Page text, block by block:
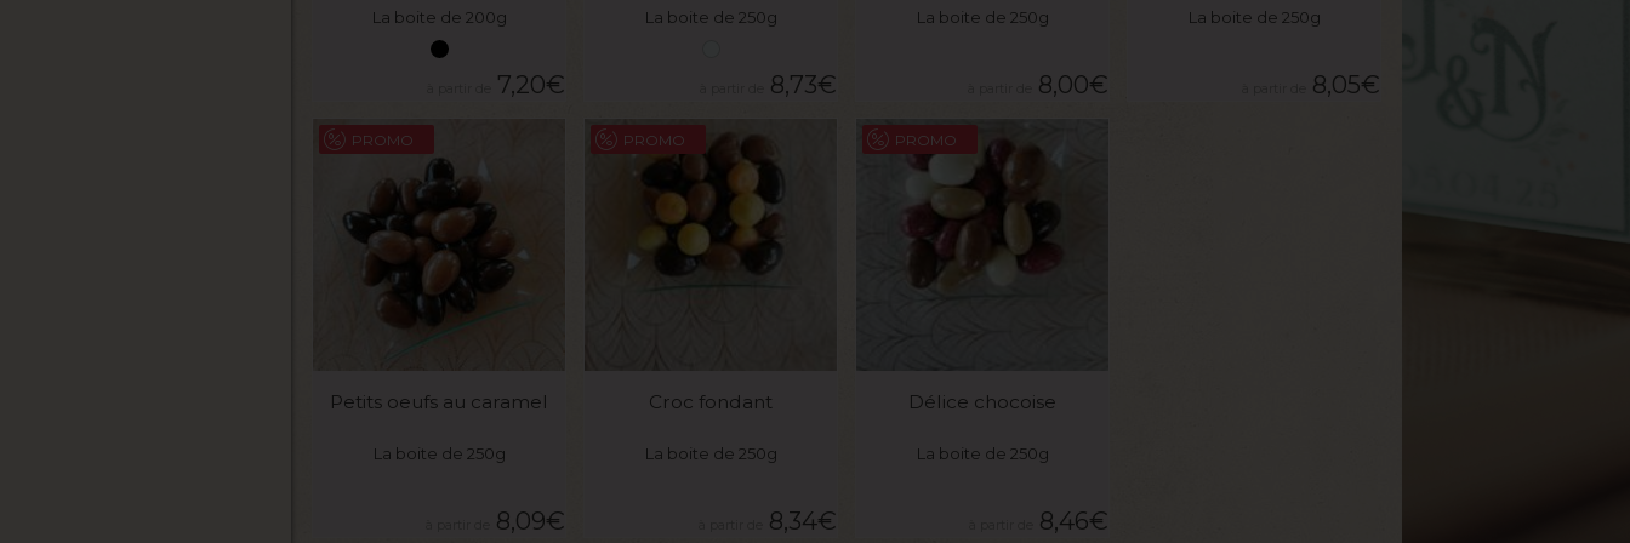
La boite de 200g
7,20€
La boite de 250g
8,73€
La boite de 250g
8,00€
La boite de 250g
8,05€
PROMO
Petits oeufs au caramel
La boite de 250g
8,09€
PROMO
Croc fondant
La boite de 250g
8,34€
PROMO
Délice chocoise
La boite de 250g
8,46€